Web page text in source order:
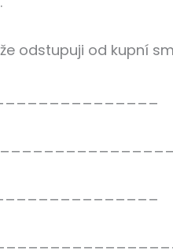
odstupuji od kupní